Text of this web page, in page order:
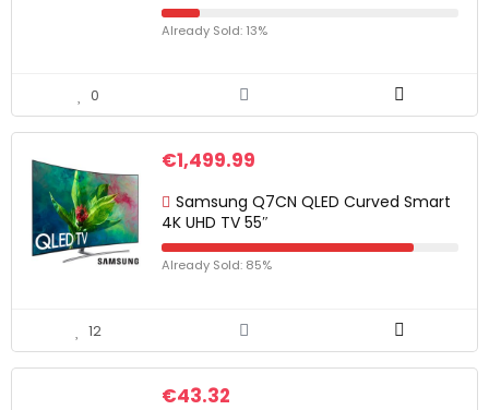
Already Sold: 13%
0
€1,499.99
Samsung Q7CN QLED Curved Smart
4K UHD TV 55″
Already Sold: 85%
12
€43.32